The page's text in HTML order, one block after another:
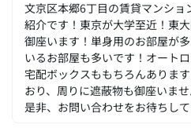
文京区本郷6丁目の賃貸マンシ
紹介です！東京が大学至近！東
御座います！単身用のお部屋が
いるお部屋も多いです！オート
宅配ボックスももちろんありま
おり、周りに遮蔽物も御座いま
是非、お問い合わせをお待ちして